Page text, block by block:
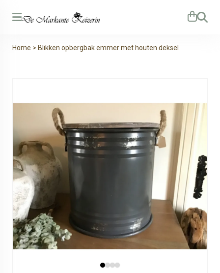
Zoeken
Home > Blikken opbergbak emmer met houten deksel